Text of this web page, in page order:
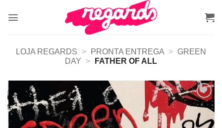
LOJA REGARDS > PRONTA ENTREGA > GREEN
DAY
> FATHER OF ALL
Adicionar
a lista de
desejos